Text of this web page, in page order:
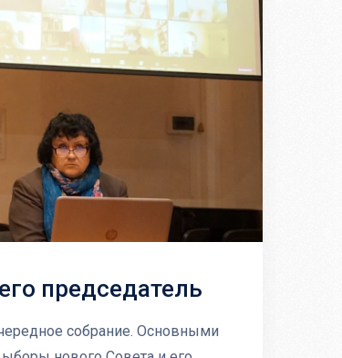
председатель
собрание. Основными